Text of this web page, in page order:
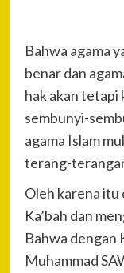
Bahwa agama
benar dan
hak akan tetapi
sembunyi-
agama Islam
terang-
Oleh karena
Ka’bah dan
Bahwa dengan
Muhammad